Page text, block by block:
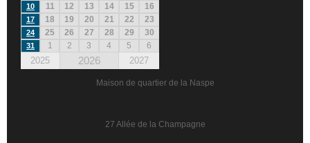
10 11 12 13 14 15 16
17 18 19 20 21 22 23
24 25 26 27 28 29 30
31 1 2 3 4 5 6
2025 2026 2027
Maison de quartier de la Naspe
27 Allée de la Champagne